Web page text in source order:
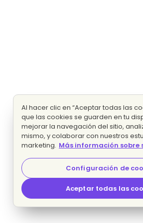
Al hacer clic en “Aceptar todas las
que las cookies se guarden en tu
mejorar la navegación del sitio,
mismo, y colaborar con nuestros
marketing. Más información sobre
Configuración de
Aceptar todas las